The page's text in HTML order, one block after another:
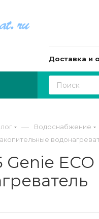
Доставка и
— Водоснабжение
Genie